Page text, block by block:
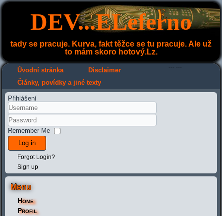
DEV...ELeferno
tady se pracuje. Kurva, fakt těžce se tu pracuje. Ale už
to mám skoro hotový.Lz.
Úvodní stránka Disclaimer
Články, povídky a jiné texty
Přihlášení
Remember Me
Log in
Forgot Login?
Sign up
Menu
Home
Profil